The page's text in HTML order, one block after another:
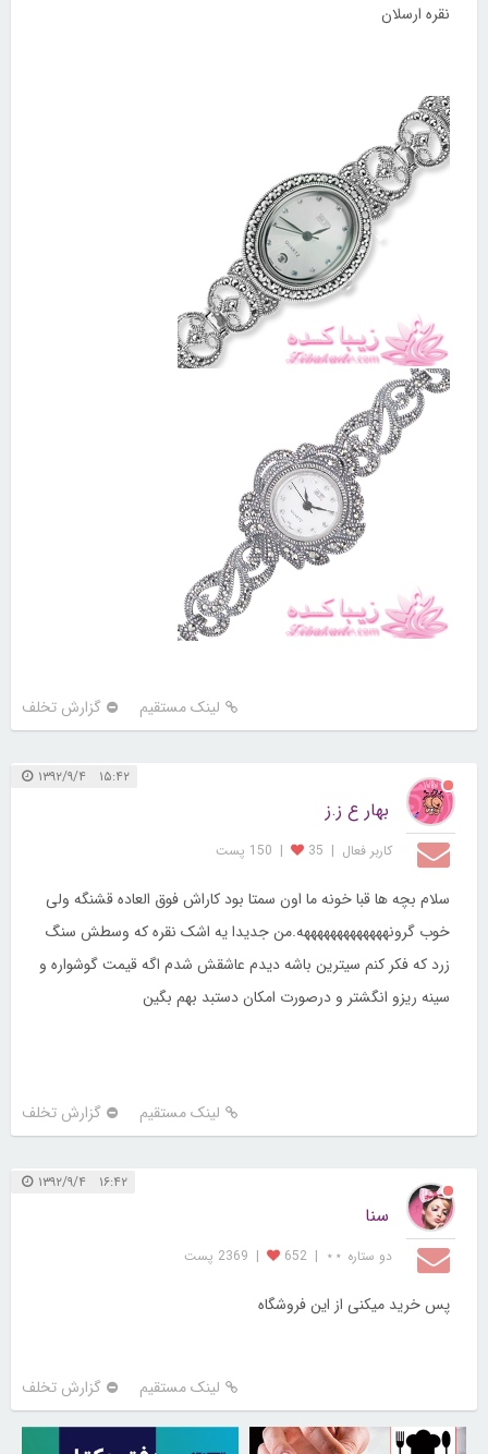
نقره ارسلان
لینک مستقیم گزارش تخلف
۱۵:۴۲ ۱۳۹۲/۹/۴
بهار ع ز.ز
کاربر فعال |
35
| 150 پست
سلام بچه ها قبا خونه ما اون سمتا بود کاراش فوق العاده قشنگه ولی
خوب گرونهههههههههههههه.من جدیدا یه اشک نقره که وسطش سنگ
زرد که فکر کنم سیترین باشه دیدم عاشقش شدم اگه قیمت گوشواره و
سینه ریزو انگشتر و درصورت امکان دستبد بهم بگین
لینک مستقیم گزارش تخلف
۱۶:۴۲ ۱۳۹۲/۹/۴
سنا
دو ستاره ⋆⋆ |
652
| 2369 پست
پس خرید میکنی از این فروشگاه
لینک مستقیم گزارش تخلف